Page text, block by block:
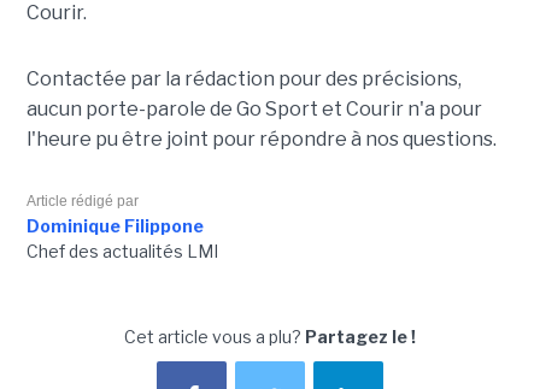
Courir.
Contactée par la rédaction pour des précisions,
aucun porte-parole de Go Sport et Courir n'a pour
l'heure pu être joint pour répondre à nos questions.
Article rédigé par
Dominique Filippone
Chef des actualités LMI
Cet article vous a plu? Partagez le !